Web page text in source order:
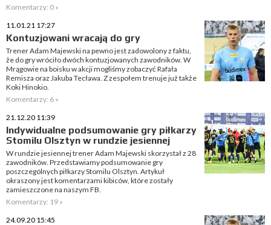
Komentarzy: 0 »
11.01.21 17:27
Kontuzjowani wracają do gry
Trener Adam Majewski na pewno jest zadowolony z faktu,
że do gry wróciło dwóch kontuzjowanych zawodników. W
Mrągowie na boisku w akcji mogliśmy zobaczyć Rafała
Remisza oraz Jakuba Tecława. Z zespołem trenuje już także
Koki Hinokio.
Komentarzy: 6 »
21.12.20 11:39
Indywidualne podsumowanie gry piłkarzy
Stomilu Olsztyn w rundzie jesiennej
W rundzie jesiennej trener Adam Majewski skorzystał z 28
zawodników. Przedstawiamy podsumowanie gry
poszczególnych piłkarzy Stomilu Olsztyn. Artykuł
okraszony jest komentarzami kibiców, które zostały
zamieszczone na naszym FB.
Komentarzy: 19 »
24.09.20 15:45